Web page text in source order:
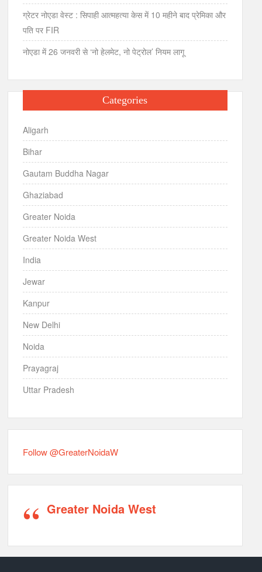
ग्रेटर नोएडा वेस्ट : सिपाही आत्महत्या केस में 10 महीने बाद प्रेमिका और
पति पर FIR
नोएडा में 26 जनवरी से ‘नो हेलमेट, नो पेट्रोल’ नियम लागू
Categories
Aligarh
Bihar
Gautam Buddha Nagar
Ghaziabad
Greater Noida
Greater Noida West
India
Jewar
Kanpur
New Delhi
Noida
Prayagraj
Uttar Pradesh
Follow @GreaterNoidaW
Greater Noida West